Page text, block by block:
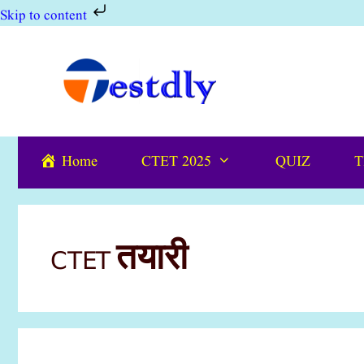
Skip to content
Home CTET 2025 QUIZ
CTET तयारी